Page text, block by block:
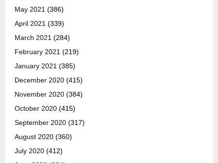
May 2021 (386)
April 2021 (339)
March 2021 (284)
February 2021 (219)
January 2021 (385)
December 2020 (415)
November 2020 (384)
October 2020 (415)
September 2020 (317)
August 2020 (360)
July 2020 (412)